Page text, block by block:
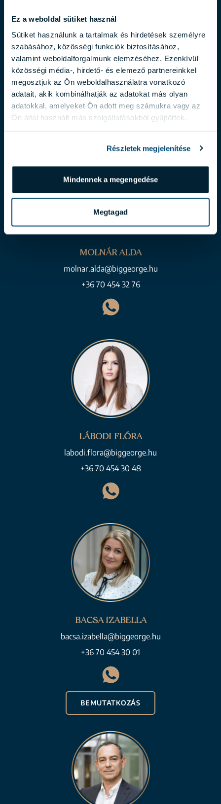
Ez a weboldal sütiket használ
Sütiket használunk a tartalmak és hirdetések személyre
szabásához, közösségi funkciók biztosításához,
valamint weboldalforgalmunk elemzéséhez. Ezenkívül
közösségi média-, hirdető- és elemező partnereinkkel
megosztjuk az Ön weboldalhasználatra vonatkozó
adatait, akik kombinálhatják az adatokat más olyan
adatokkal, amelyeket Ön adott meg számukra vagy az
Ön által használt más szolgáltatásokból gyűjtöttek.
Részletek megjelenítése
Mindennek a megengedése
Megtagad
BALOGH LÁSZLÓ
balogh.laszlo@biggeorge.hu
+36 70 454 31 19
MOLNÁR ALDA
molnar.alda@biggeorge.hu
+36 70 454 32 76
LÁBODI FLÓRA
labodi.flora@biggeorge.hu
+36 70 454 30 48
BACSA IZABELLA
bacsa.izabella@biggeorge.hu
+36 70 454 30 01
BEMUTATKOZÁS